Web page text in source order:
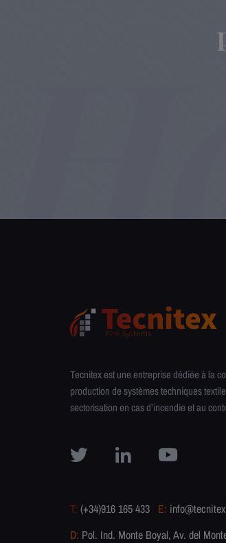
Tecnitex est une entreprise dédiée à la
production de systèmes techniques
sectorisation en cas d’incendie et au
T: (+34)916 165 433 E:
D: Pol. Ind. Monte Boyal, Av. del